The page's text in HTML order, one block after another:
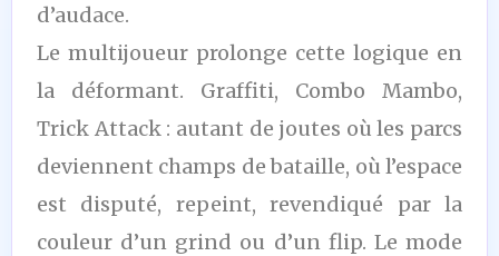
d’audace.
Le multijoueur prolonge cette logique en
la déformant. Graffiti, Combo Mambo,
Trick Attack : autant de joutes où les parcs
deviennent champs de bataille, où l’espace
est disputé, repeint, revendiqué par la
couleur d’un grind ou d’un flip. Le mode